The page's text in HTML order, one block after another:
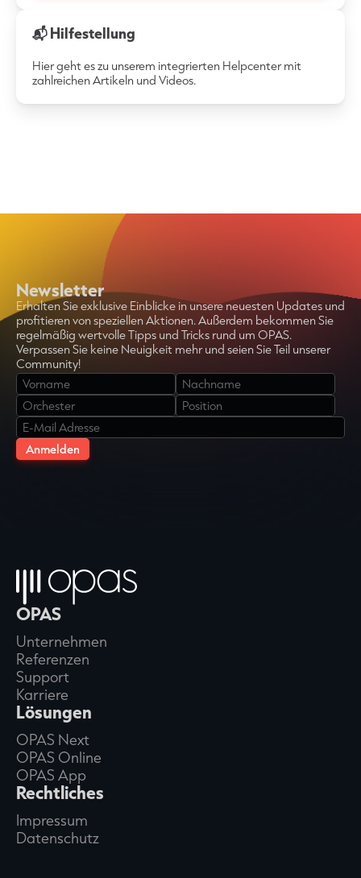
📬 Hilfestellung
Hier geht es zu unserem integrierten Helpcenter mit
zahlreichen Artikeln und Videos.
Newsletter
Erhalten Sie exklusive Einblicke in unsere neuesten Updates und
profitieren von speziellen Aktionen. Außerdem bekommen Sie
regelmäßig wertvolle Tipps und Tricks rund um OPAS.
Verpassen Sie keine Neuigkeit mehr und seien Sie Teil unserer
Community!
Bitte
lasse
dieses
Feld
leer.
OPAS
Unternehmen
Referenzen
Support
Karriere
Lösungen
OPAS Next
OPAS Online
OPAS App
Rechtliches
Impressum
Datenschutz